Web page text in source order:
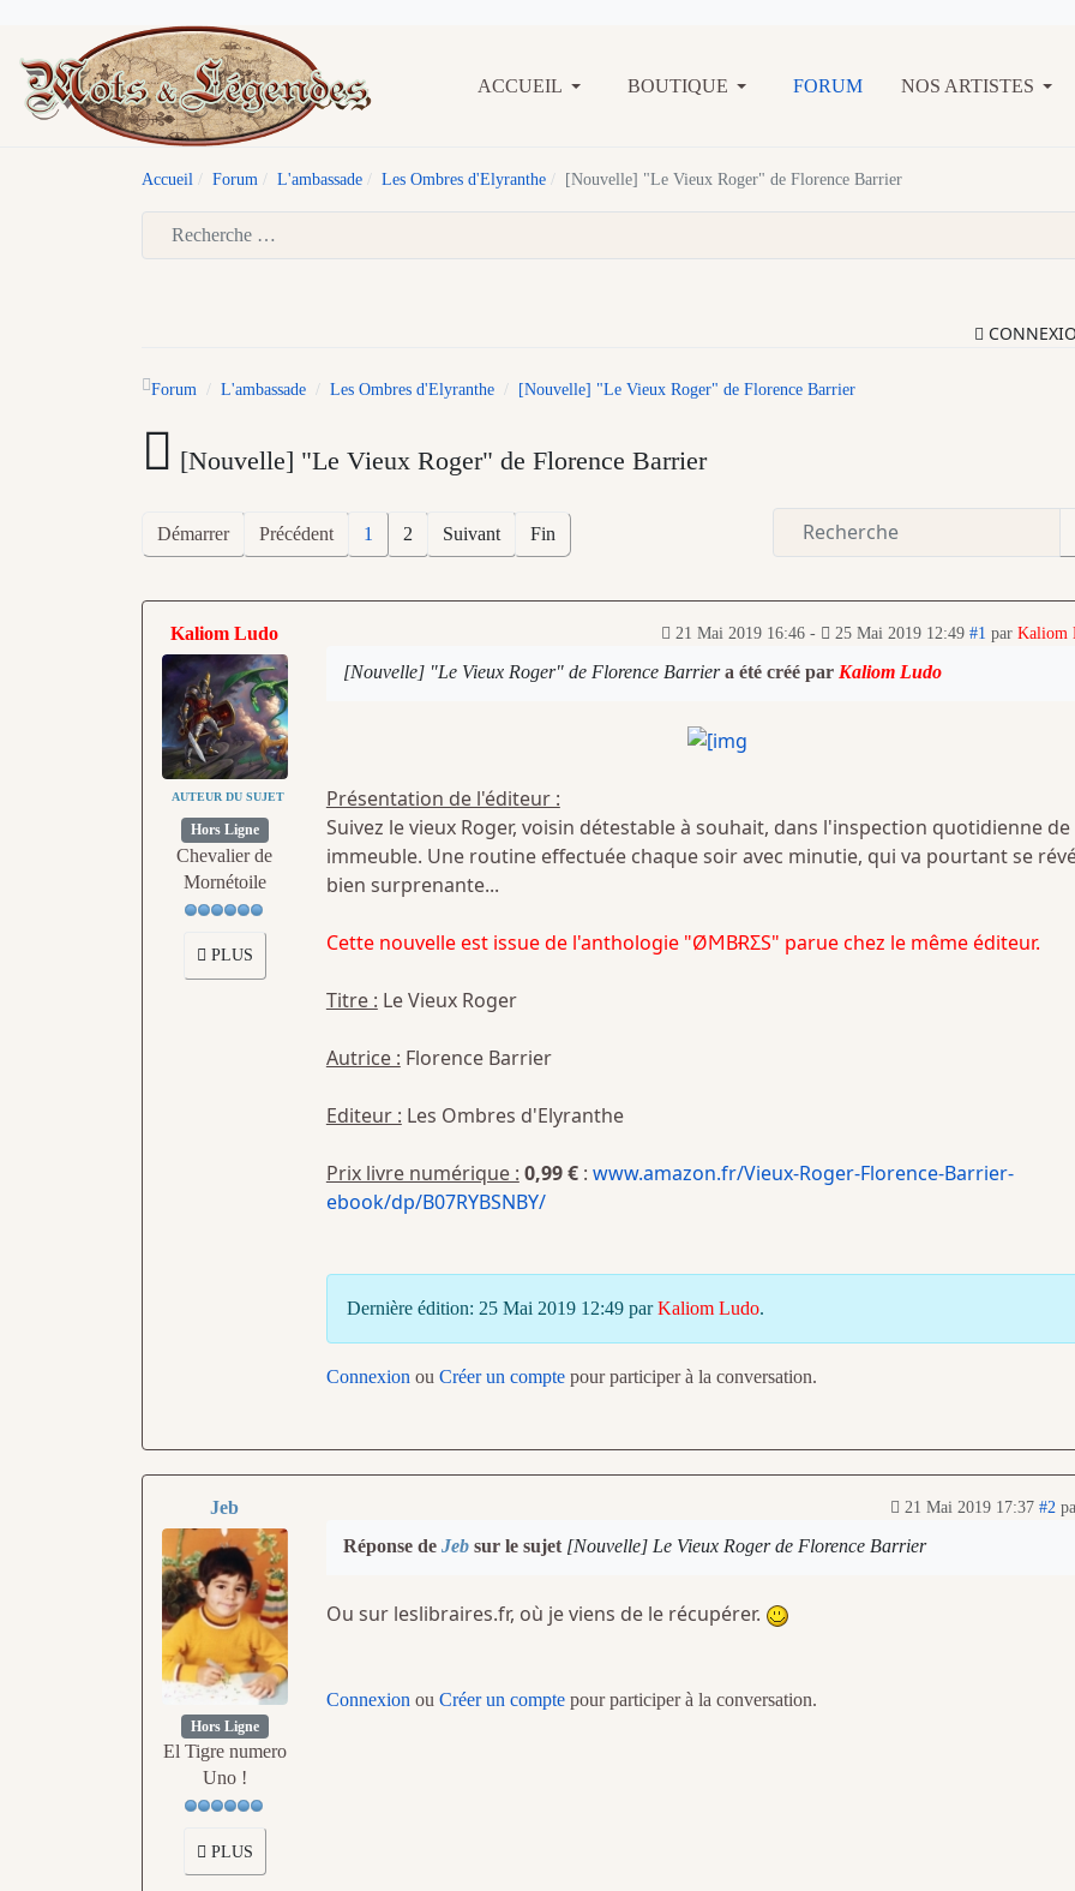
ACCUEIL BOUTIQUE FORUM NOS ARTISTES
Accueil Forum L'ambassade Les Ombres d'Elyranthe [Nouvelle] "Le Vieux Roger" de Florence Barrier
Forum L'ambassade Les Ombres d'Elyranthe [Nouvelle] "Le Vieux Roger" de Florence Barrier
[Nouvelle] "Le Vieux Roger" de Florence Barrier
Démarrer Précédent 1 2 Suivant Fin
Kaliom Ludo
AUTEUR DU SUJET
Hors Ligne
Chevalier de
Mornétoile
PLUS
21 Mai 2019 16:46- 25 Mai 2019 12:49 #1 par Kaliom
[Nouvelle] "Le Vieux Roger" de Florence Barriera été créé par Kaliom Ludo
Présentation de l'éditeur :
Suivez le vieux Roger, voisin détestable à souhait, dans l'inspection quotidienne
immeuble. Une routine effectuée chaque soir avec minutie, qui va pourtant se
bien surprenante...
Cette nouvelle est issue de l'anthologie "ØϺBɌΣS" parue chez le même éditeur.
Titre : Le Vieux Roger
Autrice : Florence Barrier
Editeur : Les Ombres d'Elyranthe
Prix livre numérique : 0,99 €: www.amazon.fr/Vieux-Roger-Florence-Barrier-
ebook/dp/B07RYBSNBY/
Dernière édition: 25 Mai 2019 12:49 parKaliom Ludo.
Connexion ou Créer un comptepour participer à la conversation.
Jeb
Hors Ligne
El Tigre numero
Uno !
PLUS
21 Mai 2019 17:37 #2
Réponse de Jebsur le sujet [Nouvelle] Le Vieux Roger de Florence Barrier
Ou sur leslibraires.fr, où je viens de le récupérer.
Connexion ou Créer un comptepour participer à la conversation.